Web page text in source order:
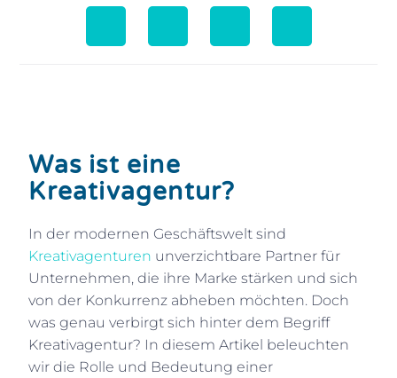
Was ist eine
Kreativagentur?
In der modernen Geschäftswelt sind
Kreativagenturen unverzichtbare Partner für
Unternehmen, die ihre Marke stärken und sich
von der Konkurrenz abheben möchten. Doch
was genau verbirgt sich hinter dem Begriff
Kreativagentur? In diesem Artikel beleuchten
wir die Rolle und Bedeutung einer